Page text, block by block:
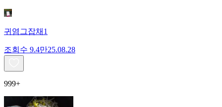
귀염그잡채1
조회수 9.4만25.08.28
999+